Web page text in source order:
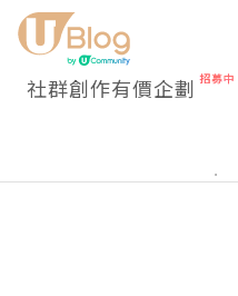
社群創作有價企劃